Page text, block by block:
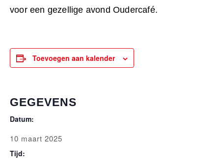
voor een gezellige avond Oudercafé.
Toevoegen aan kalender
GEGEVENS
Datum:
10 maart 2025
Tijd: